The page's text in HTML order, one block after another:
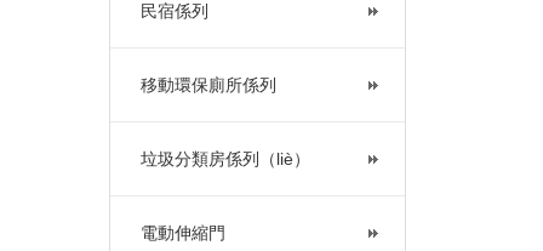
民宿係列
移動環保廁所係列
垃圾分類房係列（liè）
電動伸縮門